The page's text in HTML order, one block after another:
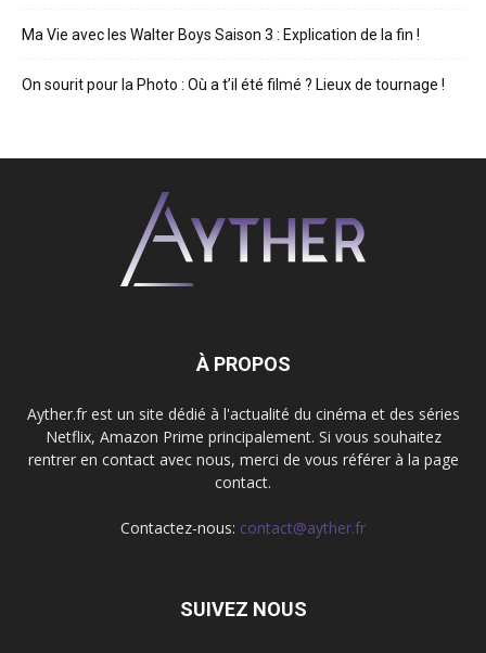
Ma Vie avec les Walter Boys Saison 3 : Explication de la fin !
On sourit pour la Photo : Où a t’il été filmé ? Lieux de tournage !
À PROPOS
Ayther.fr est un site dédié à l'actualité du cinéma et des séries
Netflix, Amazon Prime principalement. Si vous souhaitez
rentrer en contact avec nous, merci de vous référer à la page
contact.
Contactez-nous: contact@ayther.fr
SUIVEZ NOUS